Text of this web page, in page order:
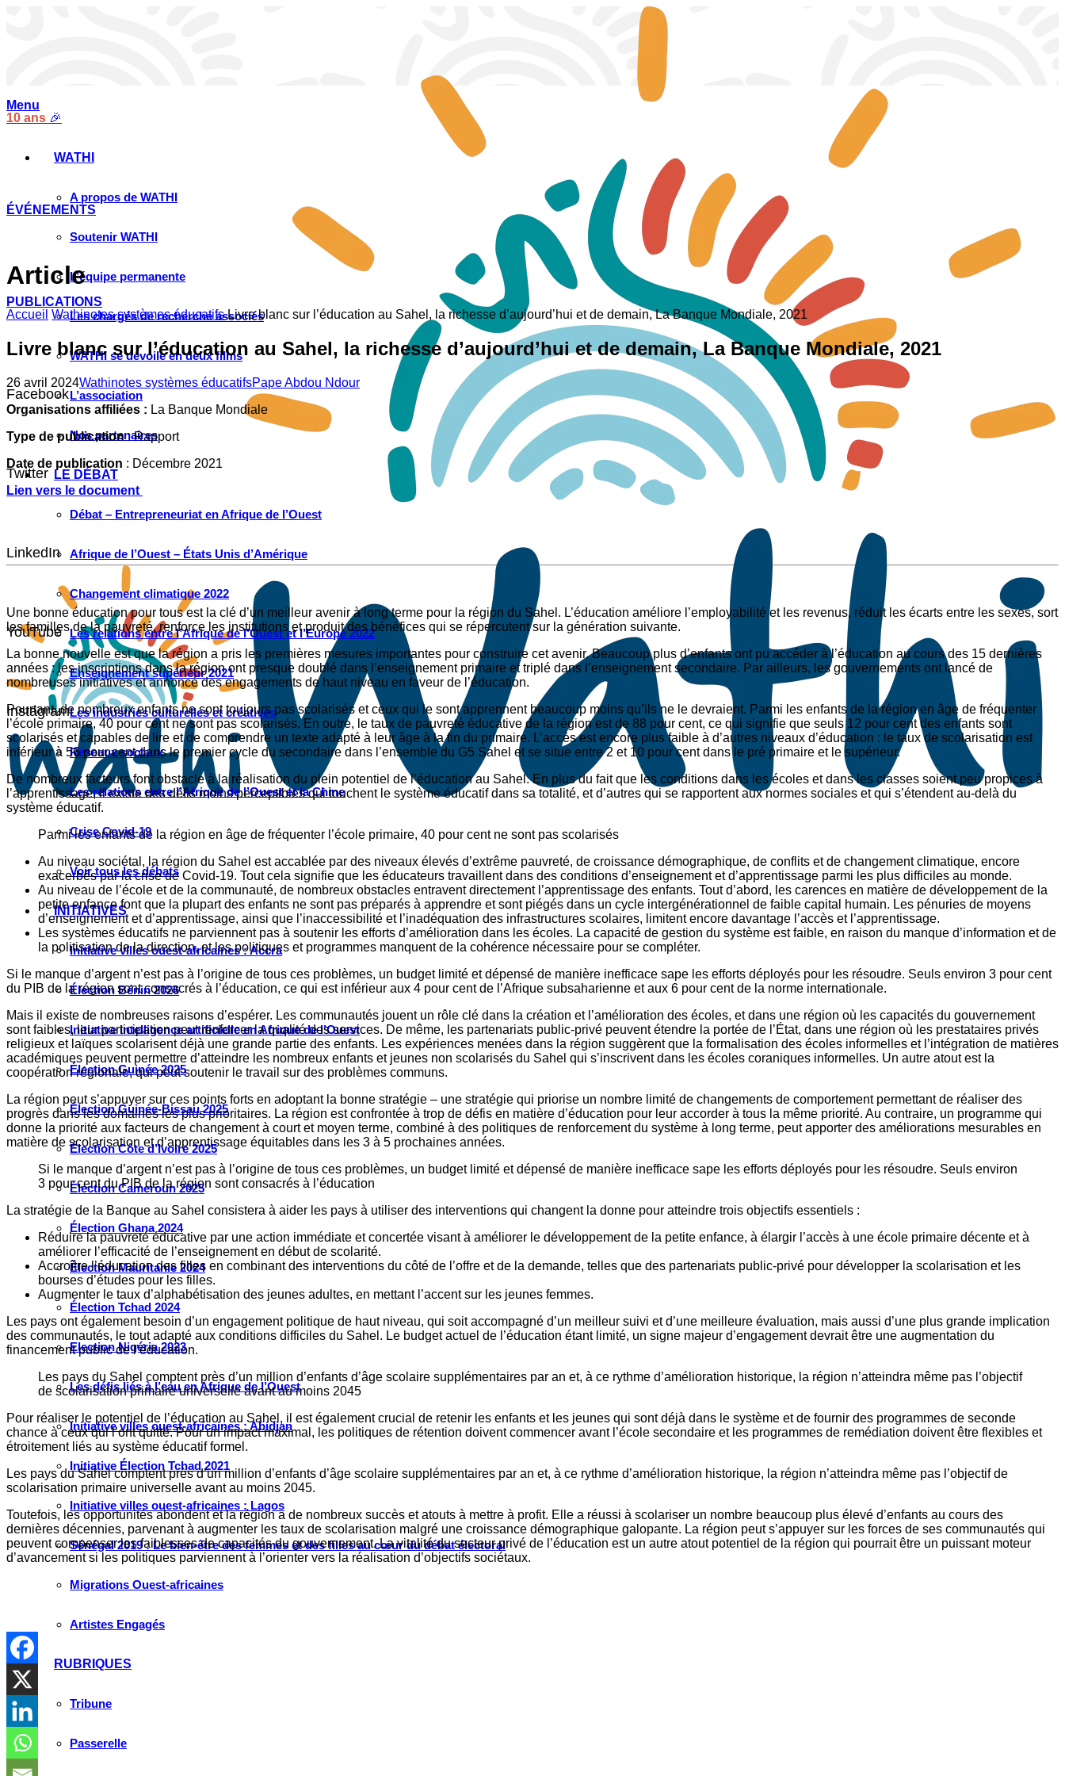
10 ans 🎉
ÉVÉNEMENTS
PUBLICATIONS
Facebook
Twitter
LinkedIn
YouTube
Instagram
Menu
WATHI
A propos de WATHI
Soutenir WATHI
L’équipe permanente
Les chargés de recherche associés
WATHI se dévoile en deux films
L’association
Nos partenaires
LE DÉBAT
Débat – Entrepreneuriat en Afrique de l’Ouest
Afrique de l’Ouest – États Unis d’Amérique
Changement climatique 2022
Les relations entre l’Afrique de l’Ouest et l’Europe 2022
Enseignement supérieur 2021
Les industries culturelles et créatives
Réseaux sociaux
Les relations entre l’Afrique de l’Ouest et la Chine
Crise Covid-19
Voir tous les débats
INITIATIVES
Initiative villes ouest-africaines : Accra
Élection Bénin 2026
Initiative intelligence artificielle en Afrique de l’Ouest
Élection Guinée 2025
Élection Guinée-Bissau 2025
Élection Côte d’Ivoire 2025
Élection Cameroun 2025
Élection Ghana 2024
Élection Mauritanie 2024
Élection Tchad 2024
Election Nigéria 2023
Les défis liés à l’eau en Afrique de l’Ouest
Initiative villes ouest-africaines : Abidjan
Initiative Élection Tchad 2021
Initiative villes ouest-africaines : Lagos
Sénégal 2019 : Le bien-être des femmes et des filles au cœur du débat électoral
Migrations Ouest-africaines
Artistes Engagés
RUBRIQUES
Tribune
Passerelle
Article
Accueil Wathinotes systèmes éducatifs Livre blanc sur l’éducation au Sahel, la richesse d’aujourd’hui et de demain, La Banque Mondiale, 2021
Livre blanc sur l’éducation au Sahel, la richesse d’aujourd’hui et de demain, La Banque Mondiale, 2021
26 avril 2024Wathinotes systèmes éducatifsPape Abdou Ndour
Organisations affiliées : La Banque Mondiale
Type de publication: Rapport
Date de publication : Décembre 2021
Lien vers le document
Une bonne éducation pour tous est la clé d’un meilleur avenir à long terme pour la région du Sahel. L’éducation améliore l’employabilité et les revenus, réduit les écarts entre les sexes, sort
les familles de la pauvreté, renforce les institutions et produit des bénéfices qui se répercutent sur la génération suivante.
La bonne nouvelle est que la région a pris les premières mesures importantes pour construire cet avenir. Beaucoup plus d’enfants ont pu accéder à l’éducation au cours des 15 dernières
années : les inscriptions dans la région ont presque doublé dans l’enseignement primaire et triplé dans l’enseignement secondaire. Par ailleurs, les gouvernements ont lancé de
nombreuses initiatives et annoncé des engagements de haut niveau en faveur de l’éducation.
Pourtant, de nombreux enfants ne sont toujours pas scolarisés et ceux qui le sont apprennent beaucoup moins qu’ils ne le devraient. Parmi les enfants de la région en âge de fréquenter
l’école primaire, 40 pour cent ne sont pas scolarisés. En outre, le taux de pauvreté éducative de la région est de 88 pour cent, ce qui signifie que seuls 12 pour cent des enfants sont
scolarisés et capables de lire et de comprendre un texte adapté à leur âge à la fin du primaire. L’accès est encore plus faible à d’autres niveaux d’éducation : le taux de scolarisation est
inférieur à 56 pour cent dans le premier cycle du secondaire dans l’ensemble du G5 Sahel et se situe entre 2 et 10 pour cent dans le pré primaire et le supérieur.
De nombreux facteurs font obstacle à la réalisation du plein potentiel de l’éducation au Sahel. En plus du fait que les conditions dans les écoles et dans les classes soient peu propices à
l’apprentissage, il existe des défis moins perceptibles qui touchent le système éducatif dans sa totalité, et d’autres qui se rapportent aux normes sociales et qui s’étendent au-delà du
système éducatif.
Parmi les enfants de la région en âge de fréquenter l’école primaire, 40 pour cent ne sont pas scolarisés
Au niveau sociétal, la région du Sahel est accablée par des niveaux élevés d’extrême pauvreté, de croissance démographique, de conflits et de changement climatique, encore
exacerbés par la crise de Covid-19. Tout cela signifie que les éducateurs travaillent dans des conditions d’enseignement et d’apprentissage parmi les plus difficiles au monde.
Au niveau de l’école et de la communauté, de nombreux obstacles entravent directement l’apprentissage des enfants. Tout d’abord, les carences en matière de développement de la
petite enfance font que la plupart des enfants ne sont pas préparés à apprendre et sont piégés dans un cycle intergénérationnel de faible capital humain. Les pénuries de moyens
d’enseignement et d’apprentissage, ainsi que l’inaccessibilité et l’inadéquation des infrastructures scolaires, limitent encore davantage l’accès et l’apprentissage.
Les systèmes éducatifs ne parviennent pas à soutenir les efforts d’amélioration dans les écoles. La capacité de gestion du système est faible, en raison du manque d’information et de
la politisation de la direction, et les politiques et programmes manquent de la cohérence nécessaire pour se compléter.
Si le manque d’argent n’est pas à l’origine de tous ces problèmes, un budget limité et dépensé de manière inefficace sape les efforts déployés pour les résoudre. Seuls environ 3 pour cent
du PIB de la région sont consacrés à l’éducation, ce qui est inférieur aux 4 pour cent de l’Afrique subsaharienne et aux 6 pour cent de la norme internationale.
Mais il existe de nombreuses raisons d’espérer. Les communautés jouent un rôle clé dans la création et l’amélioration des écoles, et dans une région où les capacités du gouvernement
sont faibles, leur participation peut renforcer la qualité des services. De même, les partenariats public-privé peuvent étendre la portée de l’État, dans une région où les prestataires privés
religieux et laïques scolarisent déjà une grande partie des enfants. Les expériences menées dans la région suggèrent que la formalisation des écoles informelles et l’intégration de matières
académiques peuvent permettre d’atteindre les nombreux enfants et jeunes non scolarisés du Sahel qui s’inscrivent dans les écoles coraniques informelles. Un autre atout est la
coopération régionale, qui peut soutenir le travail sur des problèmes communs.
La région peut s’appuyer sur ces points forts en adoptant la bonne stratégie – une stratégie qui priorise un nombre limité de changements de comportement permettant de réaliser des
progrès dans les domaines les plus prioritaires. La région est confrontée à trop de défis en matière d’éducation pour leur accorder à tous la même priorité. Au contraire, un programme qui
donne la priorité aux facteurs de changement à court et moyen terme, combiné à des politiques de renforcement du système à long terme, peut apporter des améliorations mesurables en
matière de scolarisation et d’apprentissage équitables dans les 3 à 5 prochaines années.
Si le manque d’argent n’est pas à l’origine de tous ces problèmes, un budget limité et dépensé de manière inefficace sape les efforts déployés pour les résoudre. Seuls environ
3 pour cent du PIB de la région sont consacrés à l’éducation
La stratégie de la Banque au Sahel consistera à aider les pays à utiliser des interventions qui changent la donne pour atteindre trois objectifs essentiels :
Réduire la pauvreté éducative par une action immédiate et concertée visant à améliorer le développement de la petite enfance, à élargir l’accès à une école primaire décente et à
améliorer l’efficacité de l’enseignement en début de scolarité.
Accroître l’éducation des filles en combinant des interventions du côté de l’offre et de la demande, telles que des partenariats public-privé pour développer la scolarisation et les
bourses d’études pour les filles.
Augmenter le taux d’alphabétisation des jeunes adultes, en mettant l’accent sur les jeunes femmes.
Les pays ont également besoin d’un engagement politique de haut niveau, qui soit accompagné d’un meilleur suivi et d’une meilleure évaluation, mais aussi d’une plus grande implication
des communautés, le tout adapté aux conditions difficiles du Sahel. Le budget actuel de l’éducation étant limité, un signe majeur d’engagement devrait être une augmentation du
financement public de l’éducation.
Les pays du Sahel comptent près d’un million d’enfants d’âge scolaire supplémentaires par an et, à ce rythme d’amélioration historique, la région n’atteindra même pas l’objectif
de scolarisation primaire universelle avant au moins 2045
Pour réaliser le potentiel de l’éducation au Sahel, il est également crucial de retenir les enfants et les jeunes qui sont déjà dans le système et de fournir des programmes de seconde
chance à ceux qui l’ont quitté. Pour un impact maximal, les politiques de rétention doivent commencer avant l’école secondaire et les programmes de remédiation doivent être flexibles et
étroitement liés au système éducatif formel.
Les pays du Sahel comptent près d’un million d’enfants d’âge scolaire supplémentaires par an et, à ce rythme d’amélioration historique, la région n’atteindra même pas l’objectif de
scolarisation primaire universelle avant au moins 2045.
Toutefois, les opportunités abondent et la région a de nombreux succès et atouts à mettre à profit. Elle a réussi à scolariser un nombre beaucoup plus élevé d’enfants au cours des
dernières décennies, parvenant à augmenter les taux de scolarisation malgré une croissance démographique galopante. La région peut s’appuyer sur les forces de ses communautés qui
peuvent compenser les faiblesses de capacités du gouvernement. La vitalité du secteur privé de l’éducation est un autre atout potentiel de la région qui pourrait être un puissant moteur
d’avancement si les politiques parviennent à l’orienter vers la réalisation d’objectifs sociétaux.